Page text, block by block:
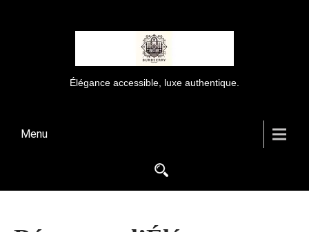
Élégance accessible, luxe authentique.
Menu